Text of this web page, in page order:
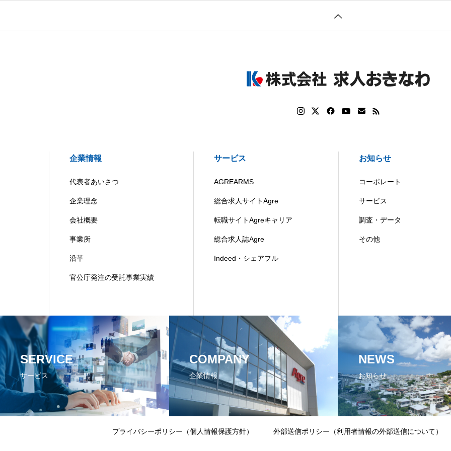
企業情報
代表者あいさつ
企業理念
会社概要
事業所
沿革
官公庁発注の受託事業実績
サービス
AGREARMS
総合求人サイトAgre
転職サイトAgreキャリア
総合求人誌Agre
Indeed・シェアフル
お知らせ
コーポレート
サービス
調査・データ
その他
SERVICE
サービス
COMPANY
企業情報
NEWS
お知らせ
プライバシーポリシー（個人情報保護方針） 外部送信ポリシー（利用者情報の外部送信について）